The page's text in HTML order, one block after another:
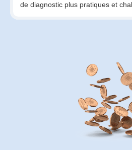
de diagnostic plus pratiques et